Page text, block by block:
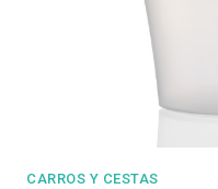
CARROS Y CESTAS